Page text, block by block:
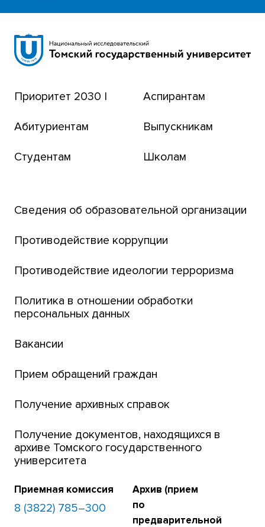
Сибирский ботанический сад
Томский региональный центр коллективного
Транссибирский научный путь
Парк социогуманитарных технологий ТГУ
Английский для всех
ТГУ
Интернет-лицей
Открытые онлайн-курсы (MOOCs)
Платежи онлайн
Банк инициатив по развитию университета
Приоритет 2030 |
Абитуриентам
Студентам
Аспирантам
Выпускникам
Школам
Сведения об образовательной организации
Противодействие коррупции
Противодействие идеологии терроризма
Политика в отношении обработки
персональных данных
Вакансии
Прием обращений граждан
Получение архивных справок
Получение документов, находящихся в
архиве Томского государственного
университета
Приемная комиссия
8 (3822) 785–300
Архив (прием
по
предварительной